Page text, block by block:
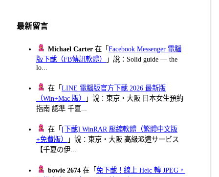
最新留言
Michael Carter 在「Facebook Messenger 電腦
版下載（FB傳訊軟體）
」說：Solid guide — the
lo...
在「LINE 電腦版官方下載 2026 最新版
（Win+Mac 版）
」說：東京・大阪 日本女生預約
指南 認準 千夏...
在「 [下載] WinRAR 壓縮軟體（繁體中文版
+免費版）
」說：東京・大阪 高級派遣サービス
【千夏の伊...
bowie 2674 在「免下載！線上 Heic 轉 JPEG，